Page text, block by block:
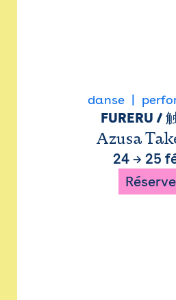
danse
FURERU /
Azusa
24→ 25